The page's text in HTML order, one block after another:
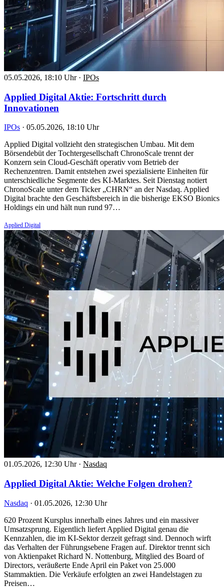
05.05.2026, 18:10 Uhr · IPOs
Applied Digital Aktie: Fortschritt durch
Innovationen
IPOs · 05.05.2026, 18:10 Uhr
Applied Digital vollzieht den strategischen Umbau. Mit dem
Börsendebüt der Tochtergesellschaft ChronoScale trennt der
Konzern sein Cloud-Geschäft operativ vom Betrieb der
Rechenzentren. Damit entstehen zwei spezialisierte Einheiten für
unterschiedliche Segmente des KI-Marktes. Seit Dienstag notiert
ChronoScale unter dem Ticker „CHRN“ an der Nasdaq. Applied
Digital brachte den Geschäftsbereich in die bisherige EKSO Bionics
Holdings ein und hält nun rund 97…
Applied Digital
01.05.2026, 12:30 Uhr · Nasdaq
Applied Digital Aktie: Welche Folgen drohen?
Nasdaq · 01.05.2026, 12:30 Uhr
620 Prozent Kursplus innerhalb eines Jahres und ein massiver
Umsatzsprung. Eigentlich liefert Applied Digital genau die
Kennzahlen, die im KI-Sektor derzeit gefragt sind. Dennoch wirft
das Verhalten der Führungsebene Fragen auf. Direktor trennt sich
von Aktienpaket Richard N. Nottenburg, Mitglied des Board of
Directors, veräußerte Ende April ein Paket von 25.000
Stammaktien. Die Verkäufe erfolgten an zwei Handelstagen zu
Preisen…